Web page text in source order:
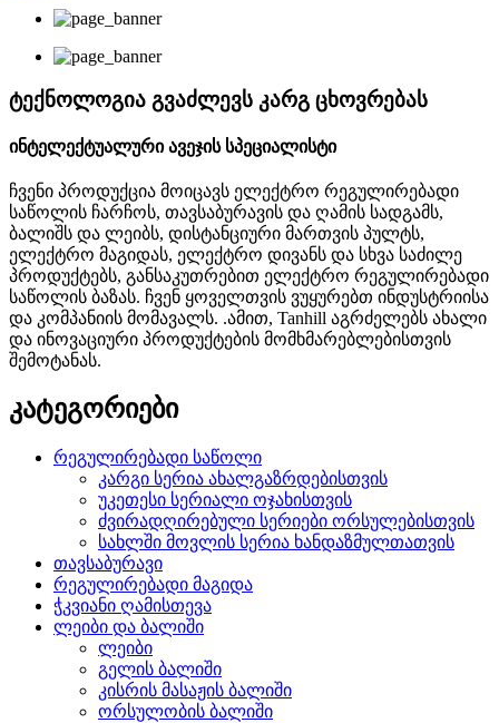
ტექნოლოგია გვაძლევს კარგ ცხოვრებას
ინტელექტუალური ავეჯის სპეციალისტი
ჩვენი პროდუქცია მოიცავს ელექტრო რეგულირებადი
საწოლის ჩარჩოს, თავსაბურავის და ღამის სადგამს,
ბალიშს და ლეიბს, დისტანციური მართვის პულტს,
ელექტრო მაგიდას, ელექტრო დივანს და სხვა საძილე
პროდუქტებს, განსაკუთრებით ელექტრო რეგულირებადი
საწოლის ბაზას. ჩვენ ყოველთვის ვუყურებთ ინდუსტრიისა
და კომპანიის მომავალს. .ამით, Tanhill აგრძელებს ახალი
და ინოვაციური პროდუქტების მომხმარებლებისთვის
შემოტანას.
კატეგორიები
რეგულირებადი საწოლი
კარგი სერია ახალგაზრდებისთვის
უკეთესი სერიალი ოჯახისთვის
ძვირადღირებული სერიები ორსულებისთვის
სახლში მოვლის სერია ხანდაზმულთათვის
თავსაბურავი
რეგულირებადი მაგიდა
ჭკვიანი ღამისთევა
ლეიბი და ბალიში
ლეიბი
გელის ბალიში
კისრის მასაჟის ბალიში
ორსულობის ბალიში